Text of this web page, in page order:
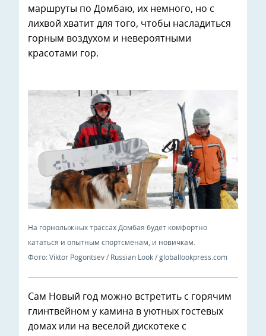
маршруты по Домбаю, их немного, но с
лихвой хватит для того, чтобы насладиться
горным воздухом и невероятными
красотами гор.
На горнолыжных трассах Домбая будет комфортно
кататься и опытным спортсменам, и новичкам.
Фото: Viktor Pogontsev / Russian Look / globallookpress.com
Сам Новый год можно встретить с горячим
глинтвейном у камина в уютных гостевых
домах или на веселой дискотеке с